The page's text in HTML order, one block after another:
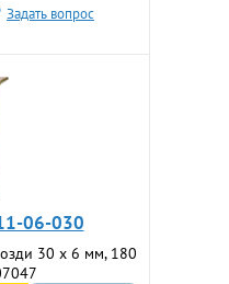
Задать вопрос
06-030
30 x 6 мм, 180